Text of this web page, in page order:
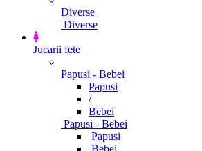
Diverse
Diverse
Jucarii fete
Papusi - Bebei
Papusi
/
Bebei
Papusi - Bebei
Papusi
Bebei